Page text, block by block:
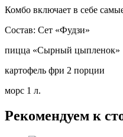
Комбо включает в себе
Состав: Сет «Фудзи»
пицца «Сырный цыпленок»
картофель фри 2 порции
морс 1 л.
Рекомендуем к